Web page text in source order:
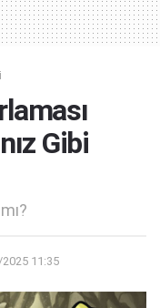
Gibi
11:35